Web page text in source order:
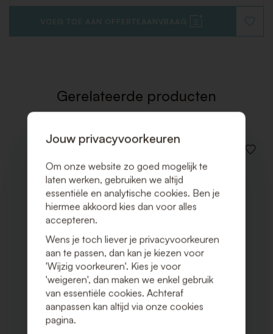
VOEG TOE AAN OFFERTEAANVRAAG
TOE
Gerelateerde producten
VOEG
Jouw privacyvoorkeuren
Om onze website zo goed mogelijk te
laten werken, gebruiken we altijd
essentiële en analytische cookies. Ben je
hiermee akkoord kies dan voor alles
accepteren.
Wens je toch liever je privacyvoorkeuren
aan te passen, dan kan je kiezen voor
'Wijzig voorkeuren'. Kies je voor
'weigeren', dan maken we enkel gebruik
van essentiële cookies. Achteraf
aanpassen kan altijd via onze cookies
pagina.